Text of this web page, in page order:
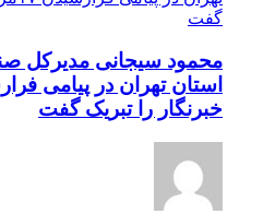
محمود سیجانی مدیرکل
خبرنگار را تبریک گفت